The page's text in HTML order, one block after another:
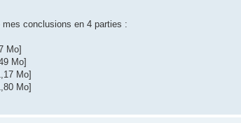
conclusions en 4 parties :
Mo]
Mo]
Mo]
Mo]